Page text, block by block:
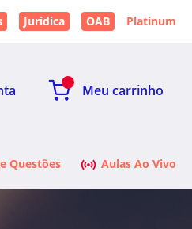
Jurídica OAB Platinum
Meu carrinho
Questões Aulas Ao Vivo